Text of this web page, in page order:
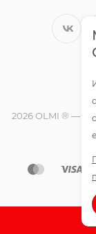
2026 OLMI ® —